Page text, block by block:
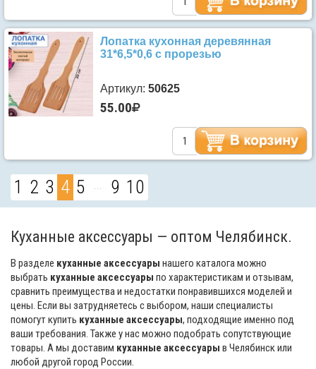
Лопатка кухонная деревянная
31*6,5*0,6 с прорезью
Артикул: 50625
55.00
1 2 3 4 5 9 10
Куханные аксессуары — оптом Челябинск.
В разделе куханные аксессуары нашего каталога можно
выбрать куханные аксессуары по характеристикам и отзывам,
сравнить преимущества и недостатки понравившихся моделей и
цены. Если вы затрудняетесь с выбором, наши специалисты
помогут купить куханные аксессуары, подходящие именно под
ваши требования. Также у нас можно подобрать сопутствующие
товары. А мы доставим куханные аксессуары в Челябинск или
любой другой город России.